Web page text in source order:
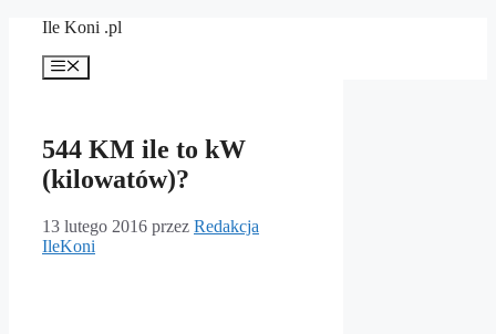
PrzejdźIle Koni .pl
Menu
544 KM ile to kW
(kilowatów)?
13 lutego 2016 przez Redakcja
IleKoni